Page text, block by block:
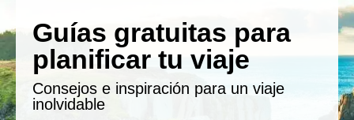
Guías gratuitas para
planificar tu viaje
Consejos e inspiración para un viaje
inolvidable